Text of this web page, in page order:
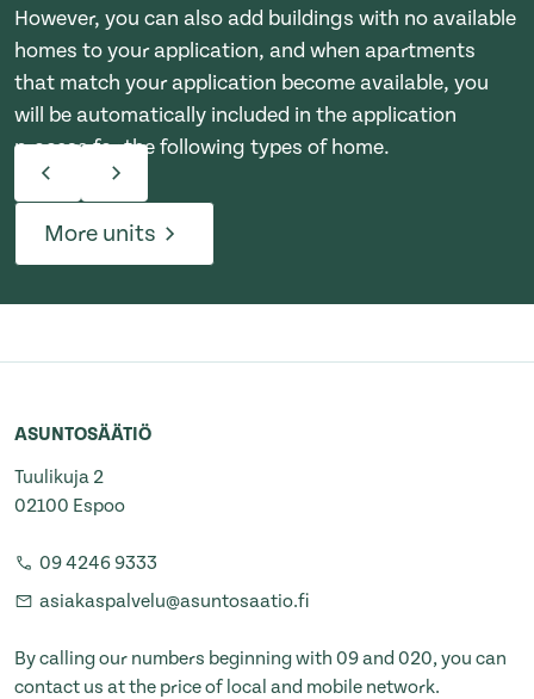
However, you can also add buildings with no available
homes to your application, and when apartments
that match your application become available, you
will be automatically included in the application
process for the following types of home.
More units
ASUNTOSÄÄTIÖ
Tuulikuja 2
02100 Espoo
09 4246 9333
asiakaspalvelu@asuntosaatio.fi
By calling our numbers beginning with 09 and 020, you can
contact us at the price of local and mobile network.